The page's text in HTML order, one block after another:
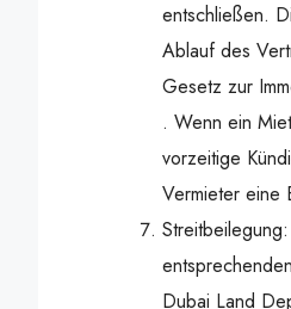
entschließen.
Ablauf des
Gesetz zur
. Wenn ein
vorzeitige
Vermieter eine
Dubai Land